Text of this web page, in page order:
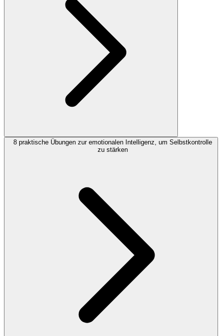
8 praktische Übungen zur emotionalen Intelligenz, um Selbstkontrolle
zu stärken